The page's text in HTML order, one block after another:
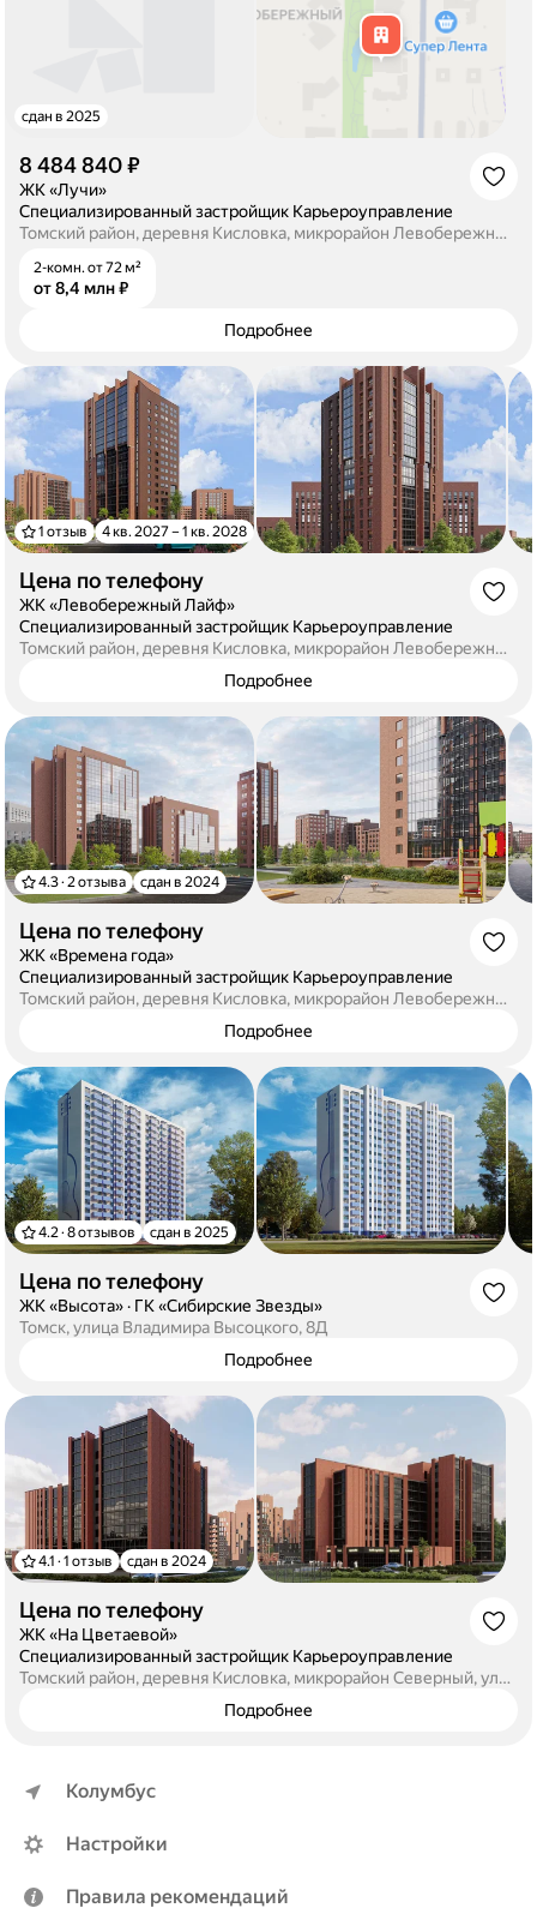
сдан в 2025
8 484 840 ₽
ЖК «Лучи»
Специализированный застройщик Карьероуправление
Томский район, деревня Кисловка, микрорайон Левобережный, улица Василия Кандинского, 6/2
2-комн. от 72 м²
от 8,4 млн ₽
Подробнее
1 отзыв 4 кв. 2027 – 1 кв. 2028
Цена по телефону
ЖК «Левобережный Лайф»
Специализированный застройщик Карьероуправление
Томский район, деревня Кисловка, микрорайон Левобережный, улица Петра Чайковского, 3
Подробнее
4.3 · 2 отзыва сдан в 2024
Цена по телефону
ЖК «Времена года»
Специализированный застройщик Карьероуправление
Томский район, деревня Кисловка, микрорайон Левобережный, улица Петра Чайковского, 1
Подробнее
4.2 · 8 отзывов сдан в 2025
Цена по телефону
ЖК «Высота»· ГК «Сибирские Звезды»
Томск, улица Владимира Высоцкого, 8Д
Подробнее
4.1 · 1 отзыв сдан в 2024
Цена по телефону
ЖК «На Цветаевой»
Специализированный застройщик Карьероуправление
Томский район, деревня Кисловка, микрорайон Северный, улица Марины Цветаевой, 2
Подробнее
Колумбус
Настройки
Правила рекомендаций